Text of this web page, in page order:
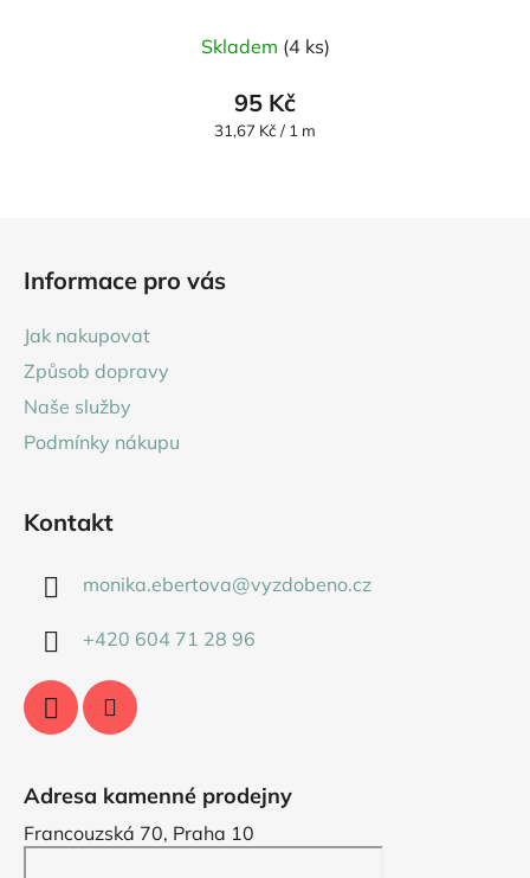
Skladem (4 ks)
95 Kč
Měrná
31,67 Kč / 1 m
Informace pro vás
Jak nakupovat
Způsob dopravy
Naše služby
Podmínky nákupu
Kontakt
monika.ebertova@vyzdobeno.cz
+420 604 71 28 96
Adresa kamenné prodejny
Francouzská 70, Praha 10